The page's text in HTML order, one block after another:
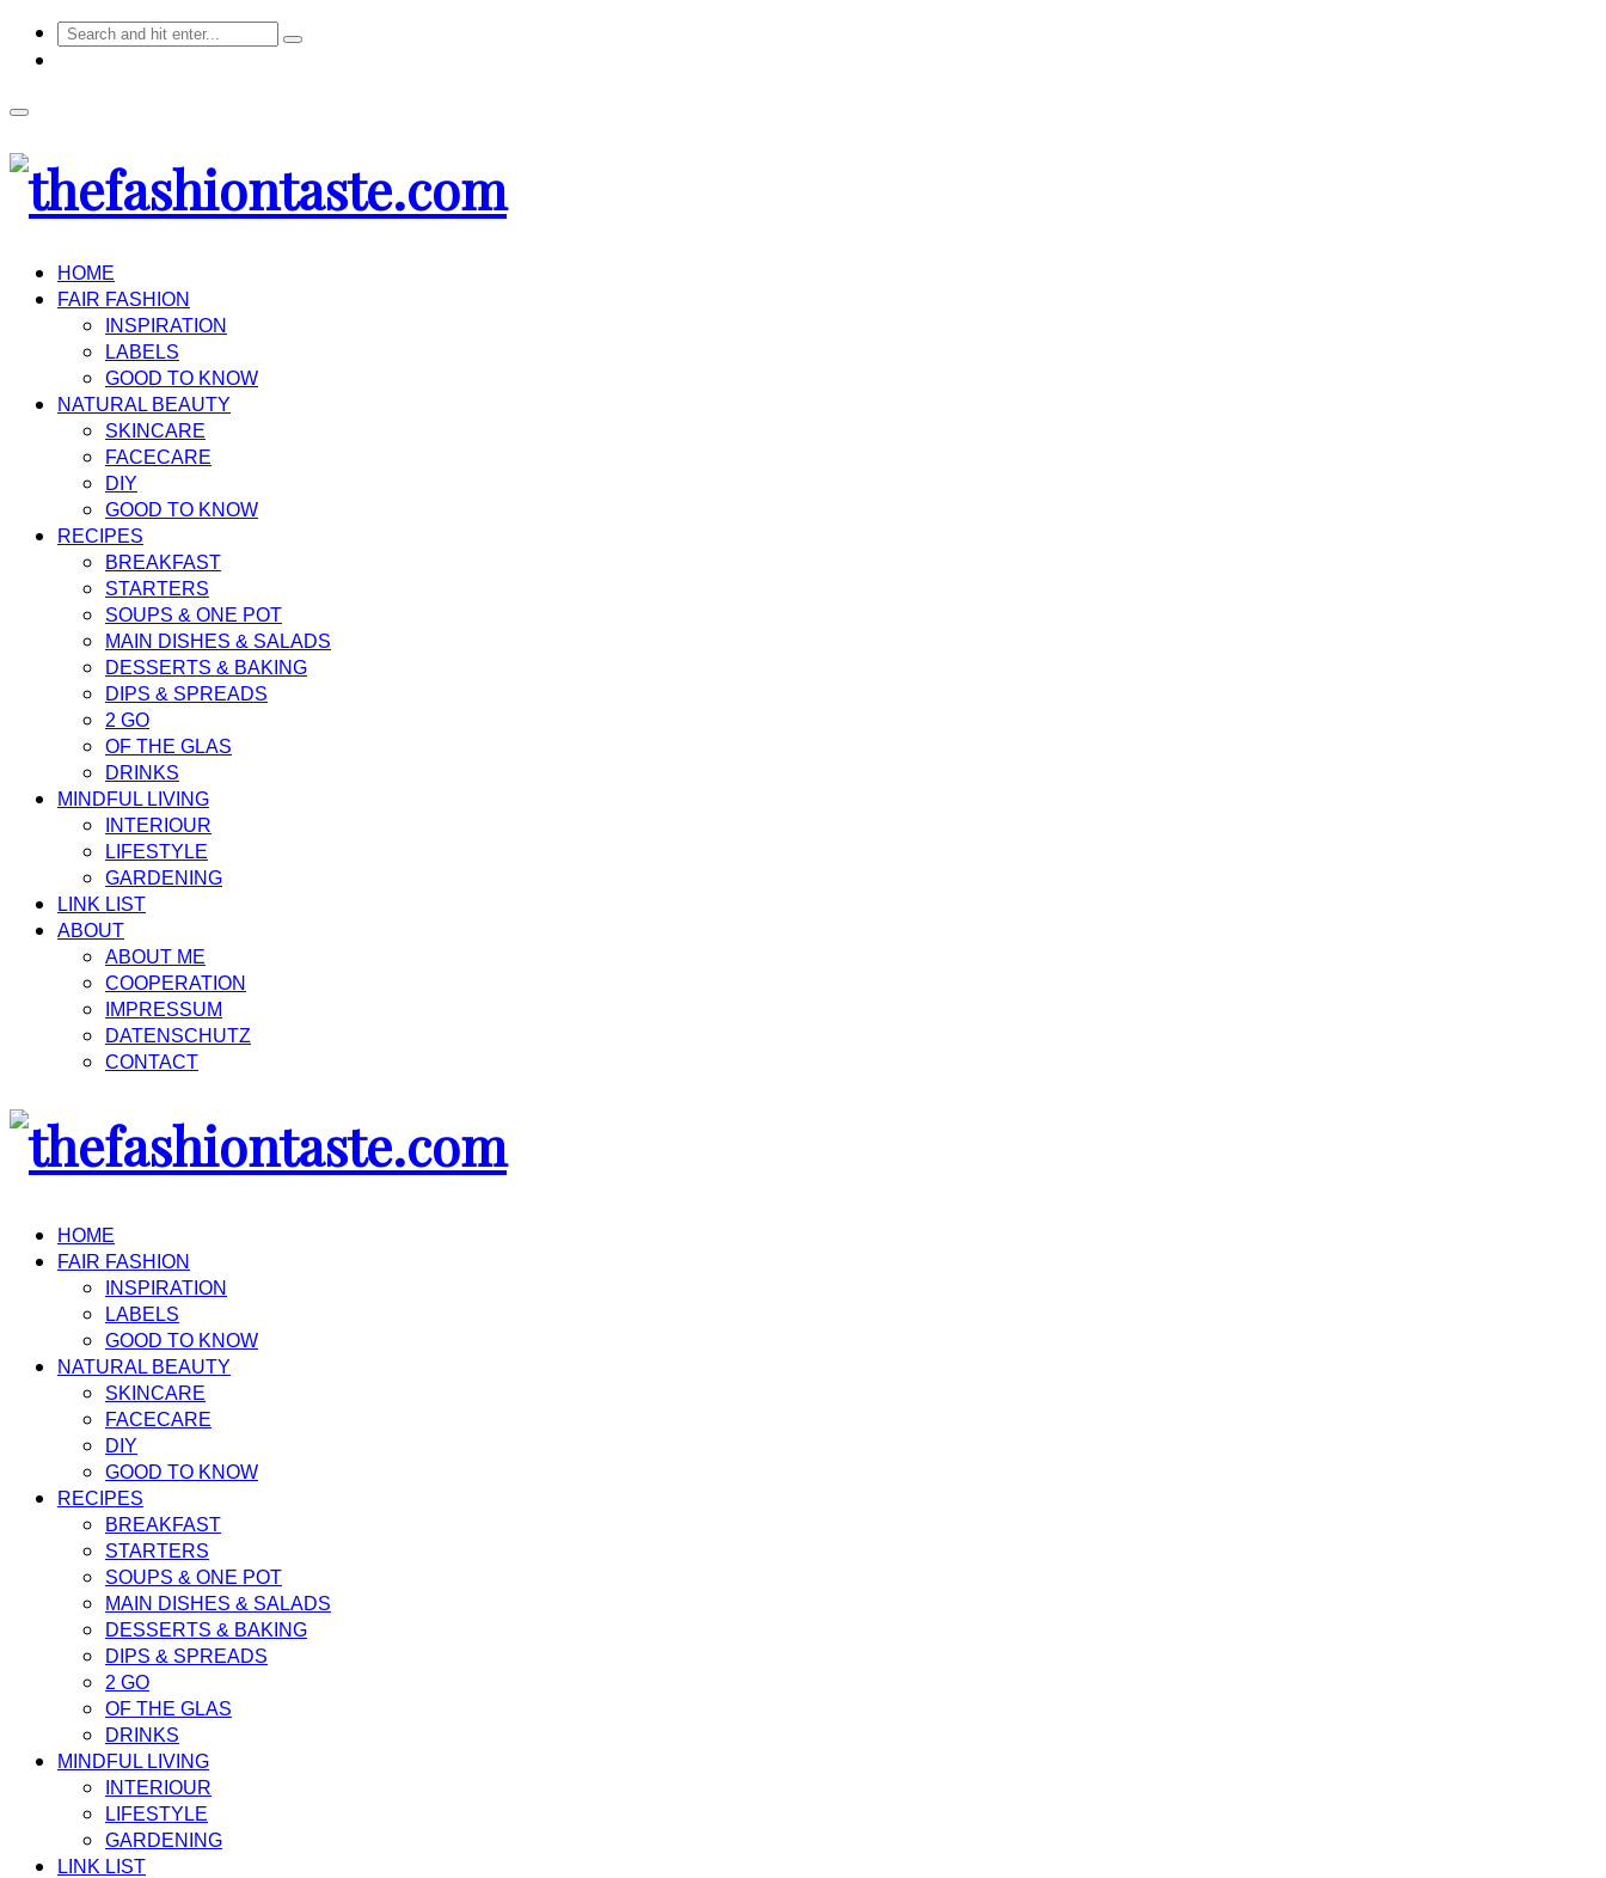
HOME
FAIR FASHION
INSPIRATION
LABELS
GOOD TO KNOW
NATURAL BEAUTY
SKINCARE
FACECARE
DIY
GOOD TO KNOW
RECIPES
BREAKFAST
STARTERS
SOUPS & ONE POT
MAIN DISHES & SALADS
DESSERTS & BAKING
DIPS & SPREADS
2 GO
OF THE GLAS
DRINKS
MINDFUL LIVING
INTERIOUR
LIFESTYLE
GARDENING
LINK LIST
ABOUT
ABOUT ME
COOPERATION
IMPRESSUM
DATENSCHUTZ
CONTACT
HOME
FAIR FASHION
INSPIRATION
LABELS
GOOD TO KNOW
NATURAL BEAUTY
SKINCARE
FACECARE
DIY
GOOD TO KNOW
RECIPES
BREAKFAST
STARTERS
SOUPS & ONE POT
MAIN DISHES & SALADS
DESSERTS & BAKING
DIPS & SPREADS
2 GO
OF THE GLAS
DRINKS
MINDFUL LIVING
INTERIOUR
LIFESTYLE
GARDENING
LINK LIST